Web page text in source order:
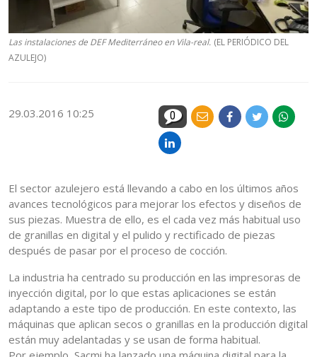
Las instalaciones de DEF Mediterráneo en Vila-real. (EL PERIÓDICO DEL
AZULEJO)
29.03.2016 10:25 0
El sector azulejero está llevando a cabo en los últimos años
avances tecnológicos para mejorar los efectos y diseños de
sus piezas. Muestra de ello, es el cada vez más habitual uso
de granillas en digital y el pulido y rectificado de piezas
después de pasar por el proceso de cocción.
La industria ha centrado su producción en las impresoras de
inyección digital, por lo que estas aplicaciones se están
adaptando a este tipo de producción. En este contexto, las
máquinas que aplican secos o granillas en la producción digital
están muy adelantadas y se usan de forma habitual.